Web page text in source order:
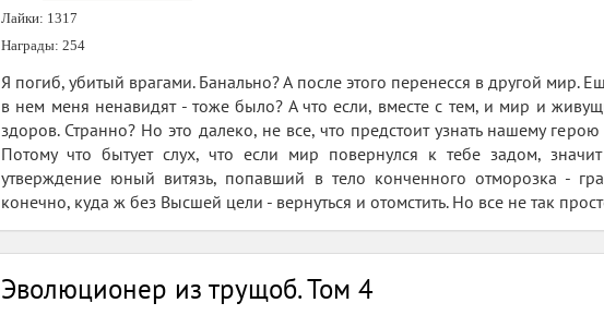
Лайки: 1317
Награды: 254
Я погиб, убитый врагами. Банально? А после этого перенесся в другой мир.
в нем меня ненавидят - тоже было? А что если, вместе с тем, и мир и
здоров. Странно? Но это далеко, не все, что предстоит узнать нашему
Потому что бытует слух, что если мир повернулся к тебе задом,
утверждение юный витязь, попавший в тело конченного отморозка -
конечно, куда ж без Высшей цели - вернуться и отомстить. Но все не так
Эволюционер из трущоб. Том 4